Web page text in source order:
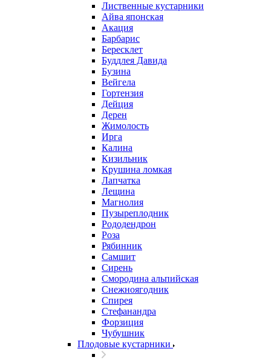
Лиственные кустарники
Айва японская
Акация
Барбарис
Бересклет
Буддлея Давида
Бузина
Вейгела
Гортензия
Дейция
Дерен
Жимолость
Ирга
Калина
Кизильник
Крушина ломкая
Лапчатка
Лещина
Магнолия
Пузыреплодник
Рододендрон
Роза
Рябинник
Самшит
Сирень
Смородина альпийская
Снежноягодник
Спирея
Стефанандра
Форзиция
Чубушник
Плодовые кустарники